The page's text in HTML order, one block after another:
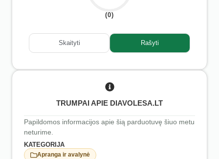
(0)
Skaityti Rašyti
TRUMPAI APIE DIAVOLESA.LT
Papildomos informacijos apie šią parduotuvę šiuo metu
neturime.
KATEGORIJA
Apranga ir avalynė